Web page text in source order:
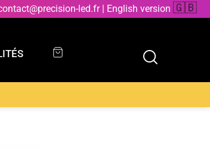
led.fr | English version 🇬🇧
nickelé avec fonction CCT